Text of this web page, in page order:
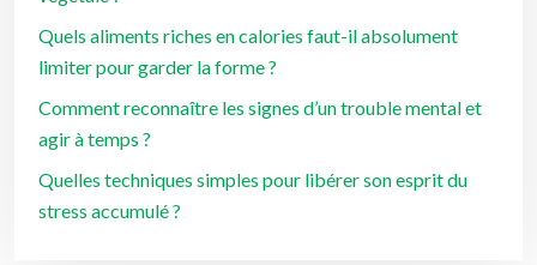
Quels aliments riches en calories faut-il absolument
limiter pour garder la forme ?
Comment reconnaître les signes d’un trouble mental et
agir à temps ?
Quelles techniques simples pour libérer son esprit du
stress accumulé ?